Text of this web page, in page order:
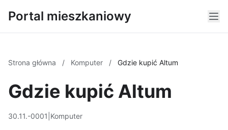
Portal mieszkaniowy
Strona główna / Komputer / Gdzie kupić Altum
Gdzie kupić Altum
30.11.-0001 Komputer